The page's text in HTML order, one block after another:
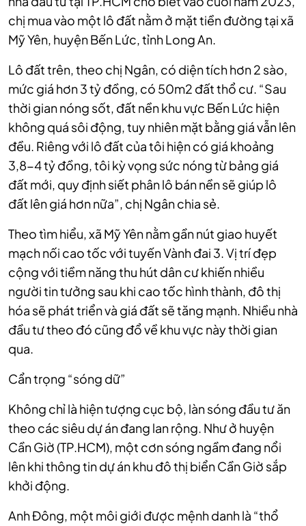
chị mua vào một lô đất nằm ở mặt tiền đường tại xã
Mỹ Yên, huyện Bến Lức, tỉnh Long An.
Lô đất trên, theo chị Ngân, có diện tích hơn 2 sào,
mức giá hơn 3 tỷ đồng, có 50m2 đất thổ cư. “Sau
thời gian nóng sốt, đất nền khu vực Bến Lức hiện
không quá sôi động, tuy nhiên mặt bằng giá vẫn lên
đều. Riêng với lô đất của tôi hiện có giá khoảng
3,8-4 tỷ đồng, tôi kỳ vọng sức nóng từ bảng giá
đất mới, quy định siết phân lô bán nền sẽ giúp lô
đất lên giá hơn nữa”, chị Ngân chia sẻ.
Theo tìm hiểu, xã Mỹ Yên nằm gần nút giao huyết
mạch nối cao tốc với tuyến Vành đai 3. Vị trí đẹp
cộng với tiềm năng thu hút dân cư khiến nhiều
người tin tưởng sau khi cao tốc hình thành, đô thị
hóa sẽ phát triển và giá đất sẽ tăng mạnh. Nhiều nhà
đầu tư theo đó cũng đổ về khu vực này thời gian
qua.
Cẩn trọng “sóng dữ”
Không chỉ là hiện tượng cục bộ, làn sóng đầu tư ăn
theo các siêu dự án đang lan rộng. Như ở huyện
Cần Giờ (TP.HCM), một cơn sóng ngầm đang nổi
lên khi thông tin dự án khu đô thị biển Cần Giờ sắp
khởi động.
Anh Đông, một môi giới được mệnh danh là “thổ